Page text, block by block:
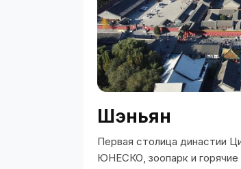
Шэньян
Первая столица династии
ЮНЕСКО, зоопарк и горячие